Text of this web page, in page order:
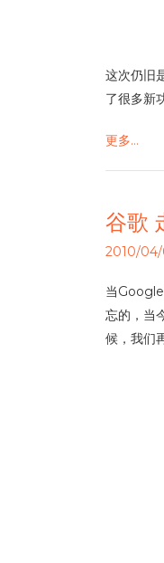
这次仍旧
了很多新
更多…
谷歌
2010/04/
当Google
忘的，当
候，我们